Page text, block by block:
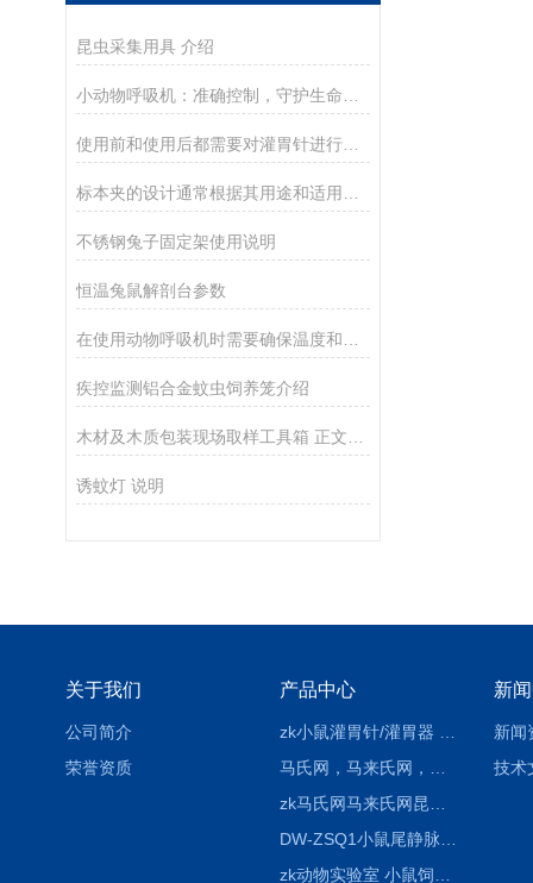
昆虫采集用具 介绍
使用前和使用后都需要对灌胃针进行彻底清洁和消毒
不锈钢兔子固定架使用说明
恒温兔鼠解剖台参数
疾控监测铝合金蚊虫饲养笼介绍
诱蚊灯 说明
关于我们
公司简介
荣誉资质
产品中心 新
新闻
技术